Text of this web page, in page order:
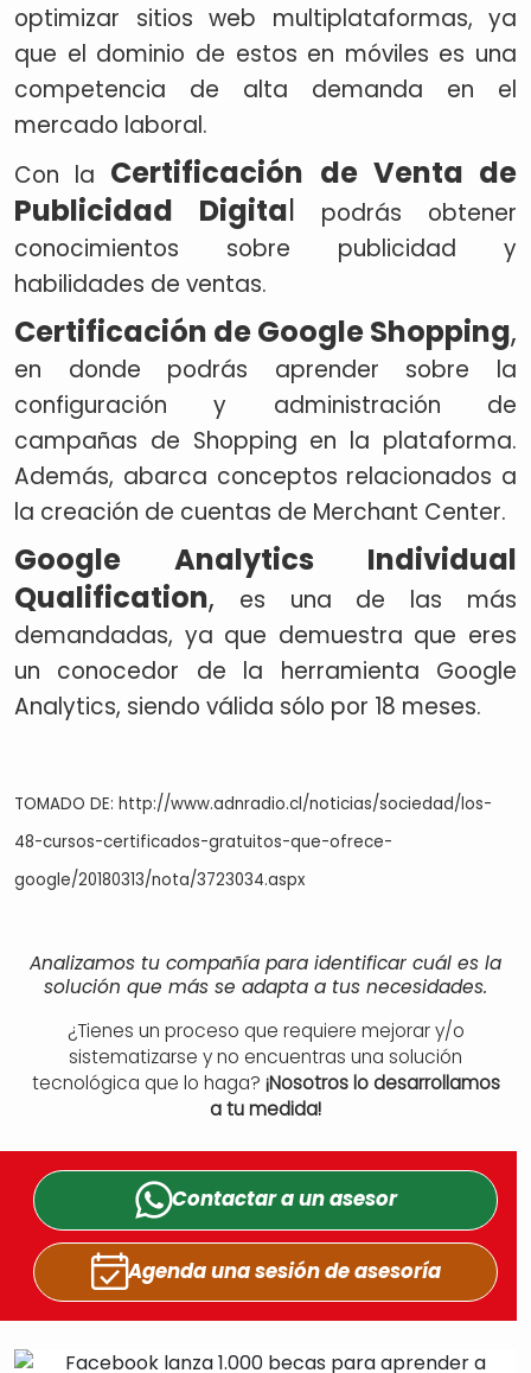
optimizar sitios web multiplataformas, ya
que el dominio de estos en móviles es una
competencia de alta demanda en el
mercado laboral.
Con la Certificación de Venta de
Publicidad Digital podrás obtener
conocimientos sobre publicidad y
habilidades de ventas.
Certificación de Google Shopping,
en donde podrás aprender sobre la
configuración y administración de
campañas de Shopping en la plataforma.
Además, abarca conceptos relacionados a
la creación de cuentas de Merchant Center.
Google Analytics Individual
Qualification, es una de las más
demandadas, ya que demuestra que eres
un conocedor de la herramienta Google
Analytics, siendo válida sólo por 18 meses.
TOMADO DE: http://www.adnradio.cl/noticias/sociedad/los-
48-cursos-certificados-gratuitos-que-ofrece-
google/20180313/nota/3723034.aspx
Analizamos tu compañía para identificar cuál es la
solución que más se adapta a tus necesidades.
¿Tienes un proceso que requiere mejorar y/o
sistematizarse y no encuentras una solución
tecnológica que lo haga? ¡Nosotros lo desarrollamos
a tu medida!
Contactar a unasesor
Agenda una sesiónde asesoría